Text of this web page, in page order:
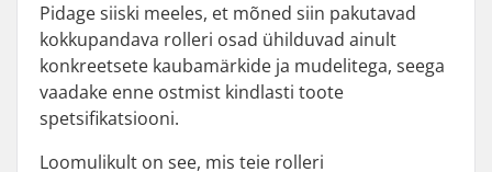
Pidage siiski meeles, et mõned siin pakutavad
kokkupandava rolleri osad ühilduvad ainult
konkreetsete kaubamärkide ja mudelitega, seega
vaadake enne ostmist kindlasti toote
spetsifikatsiooni.
Loomulikult on see, mis teie rolleri